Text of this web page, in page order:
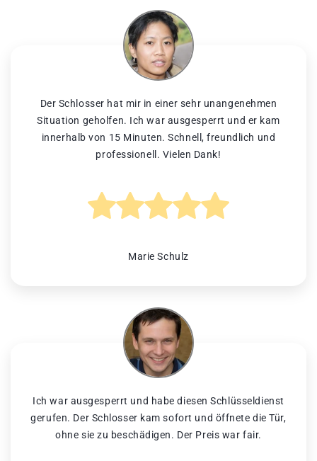
Der Schlosser hat mir in einer sehr unangenehmen
Situation geholfen. Ich war ausgesperrt und er kam
innerhalb von 15 Minuten. Schnell, freundlich und
professionell. Vielen Dank!
Marie Schulz
Ich war ausgesperrt und habe diesen Schlüsseldienst
gerufen. Der Schlosser kam sofort und öffnete die Tür,
ohne sie zu beschädigen. Der Preis war fair.